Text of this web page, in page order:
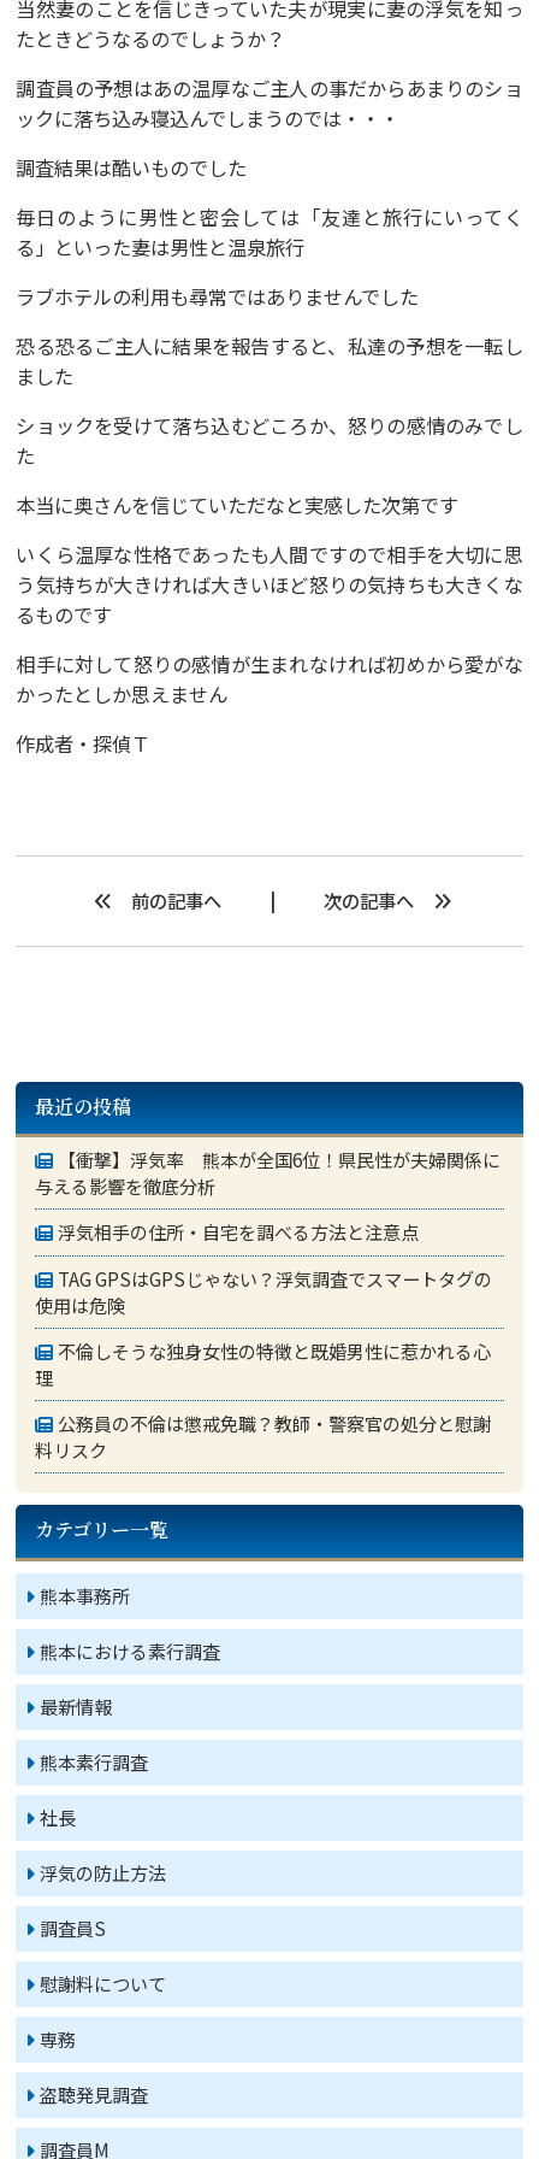
当然妻のことを信じきっていた夫が現実に妻の浮気を知っ
たときどうなるのでしょうか？
調査員の予想はあの温厚なご主人の事だからあまりのショ
ックに落ち込み寝込んでしまうのでは・・・
調査結果は酷いものでした
毎日のように男性と密会しては「友達と旅行にいってく
る」といった妻は男性と温泉旅行
ラブホテルの利用も尋常ではありませんでした
恐る恐るご主人に結果を報告すると、私達の予想を一転し
ました
ショックを受けて落ち込むどころか、怒りの感情のみでし
た
本当に奥さんを信じていただなと実感した次第です
いくら温厚な性格であったも人間ですので相手を大切に思
う気持ちが大きければ大きいほど怒りの気持ちも大きくな
るものです
相手に対して怒りの感情が生まれなければ初めから愛がな
かったとしか思えません
作成者・探偵Ｔ
前の記事へ 次の記事へ
最近の投稿
【衝撃】浮気率 熊本が全国6位！県民性が夫婦関係に
与える影響を徹底分析
浮気相手の住所・自宅を調べる方法と注意点
TAG GPSはGPSじゃない？浮気調査でスマートタグの
使用は危険
不倫しそうな独身女性の特徴と既婚男性に惹かれる心
理
公務員の不倫は懲戒免職？教師・警察官の処分と慰謝
料リスク
カテゴリー一覧
熊本事務所
熊本における素行調査
最新情報
熊本素行調査
社長
浮気の防止方法
調査員S
慰謝料について
専務
盗聴発見調査
調査員M